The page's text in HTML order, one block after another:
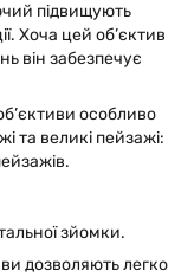
підвищують
Хоча цей об’єктив
він забезпечує
особливо
та великі пейзажі:
зйомки.
дозволяють легко